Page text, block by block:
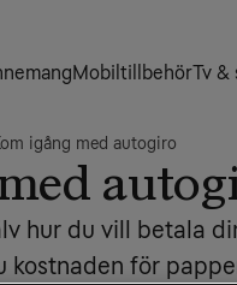
MobiltillbehörTv &
igång med autogiro
hur du vill betala
kostnaden för